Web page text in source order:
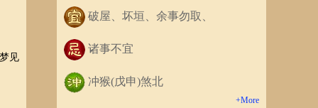
见
破屋、坏垣、余事勿取、
诸事不宜
冲猴(戊申)煞北
+More